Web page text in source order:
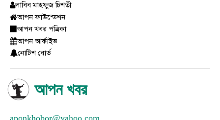
লাবিব মাহফুজ চিশতী
আপন ফাউন্ডেশন
আপন খবর পত্রিকা
আপন আর্কাইভ
নোটিশ বোর্ড
আপন খবর